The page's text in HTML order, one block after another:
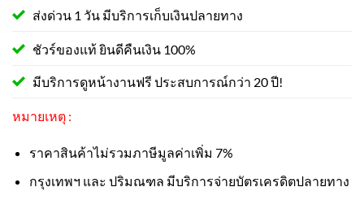
ส่งด่วน 1 วัน มีบริการเก็บเงินปลายทาง
ชัวร์ของแท้ ยินดีคืนเงิน 100%
มีบริการดูหน้างานฟรี ประสบการณ์กว่า 20 ปี!
หมายเหตุ :
ราคาสินค้าไม่รวมภาษีมูลค่าเพิ่ม 7%
กรุงเทพฯ และ ปริมณฑล มีบริการจ่ายบัตรเครดิตปลายทาง